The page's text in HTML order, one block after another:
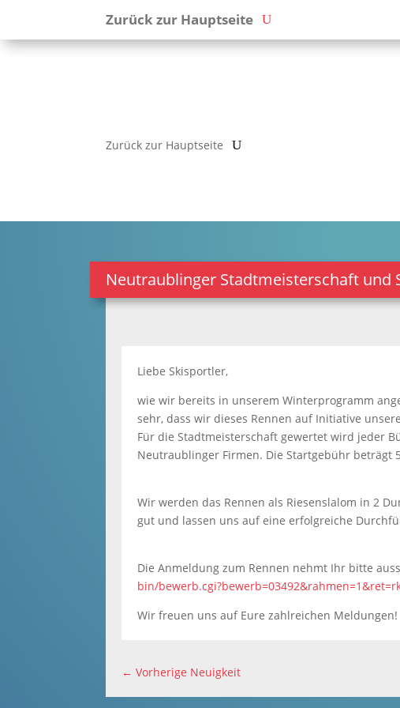
Zurück zur Hauptseite
Zurück zur Hauptseite
Neutraublinger Stadtmeisterschaft und
Liebe Skisportler,
wie wir bereits in unserem Winterprogramm
sehr, dass wir dieses Rennen auf Initiative
Für die Stadtmeisterschaft gewertet wird jeder
Neutraublinger Firmen. Die Startgebühr beträgt
Wir werden das Rennen als Riesenslalom in 2
gut und lassen uns auf eine erfolgreiche
Die Anmeldung zum Rennen nehmt Ihr bitte
bin/
Wir freuen uns auf Eure zahlreichen Meldungen!
←Vorherige Neuigkeit